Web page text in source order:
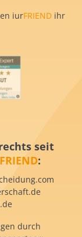
iurFRIEND ihr
seit
:
durch